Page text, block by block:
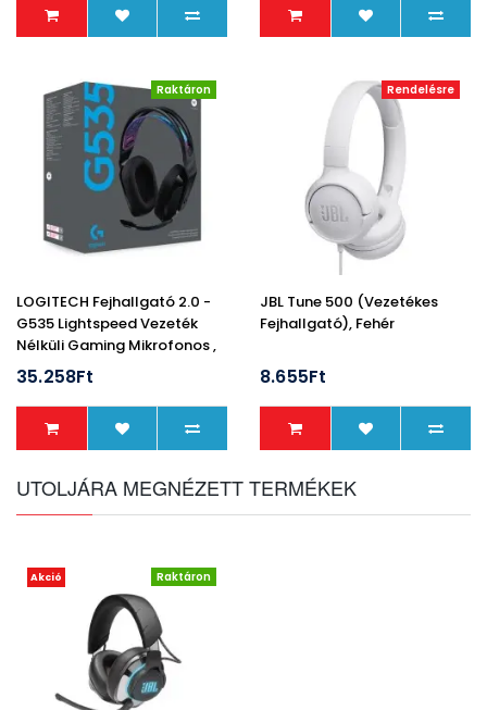
Raktáron
LOGITECH Fejhallgató 2.0 -
G535 Lightspeed Vezeték
Nélküli Gaming Mikrofonos ,
Fekete-Mintás
35.258Ft
Rendelésre
JBL Tune 500 (Vezetékes
Fejhallgató), Fehér
8.655Ft
UTOLJÁRA MEGNÉZETT TERMÉKEK
Akció Raktáron